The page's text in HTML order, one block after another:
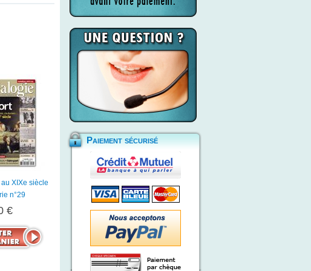
XIXe siècle
n°29
€
Paiement sécurisé